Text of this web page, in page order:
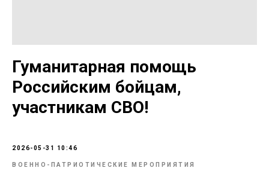
Гуманитарная помощь
Российским бойцам,
участникам СВО!
2026-05-31 10:46
ВОЕННО-ПАТРИОТИЧЕСКИЕ МЕРОПРИЯТИЯ